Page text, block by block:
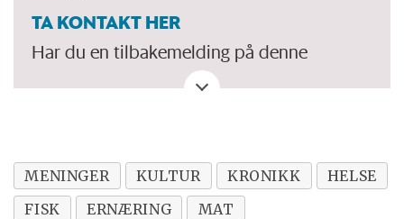
TA KONTAKT HER
Har du en tilbakemelding på denne
kronikken. Eller spørsmål, ros eller kritikk
MENINGER KULTUR KRONIKK
HELSE
FISK
ERNÆRING MAT